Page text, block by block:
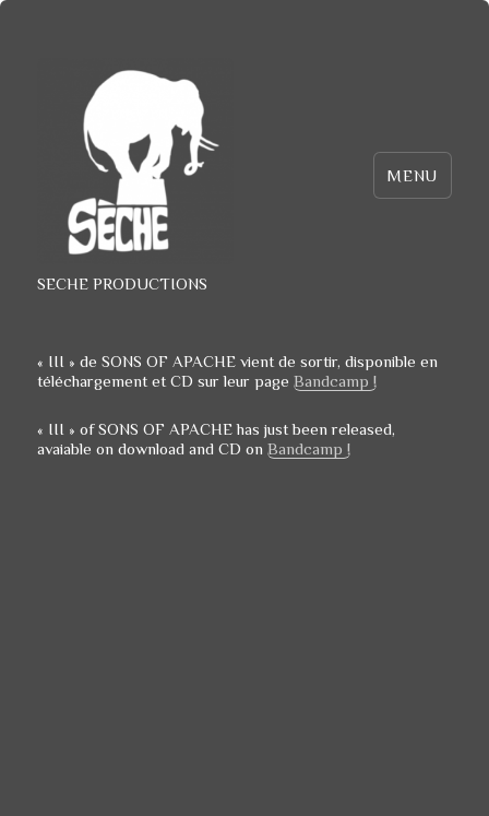
SECHE PRODUCTIONS
MENU
« III » deSONS OF APACHE vient de sortir, disponible en
téléchargement et CD sur leur pageBandcamp !
« III » ofSONS OF APACHEhas just been released,
avaiable on download and CD onBandcamp !